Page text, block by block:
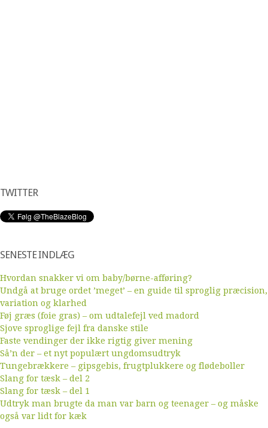
TWITTER
SENESTE INDLÆG
Hvordan snakker vi om baby/børne-afføring?
Undgå at bruge ordet ’meget’ – en guide til sproglig præcision,
variation og klarhed
Føj græs (foie gras) – om udtalefejl ved madord
Sjove sproglige fejl fra danske stile
Faste vendinger der ikke rigtig giver mening
Så’n der – et nyt populært ungdomsudtryk
Tungebrækkere – gipsgebis, frugtplukkere og flødeboller
Slang for tæsk – del 2
Slang for tæsk – del 1
Udtryk man brugte da man var barn og teenager – og måske
også var lidt for kæk